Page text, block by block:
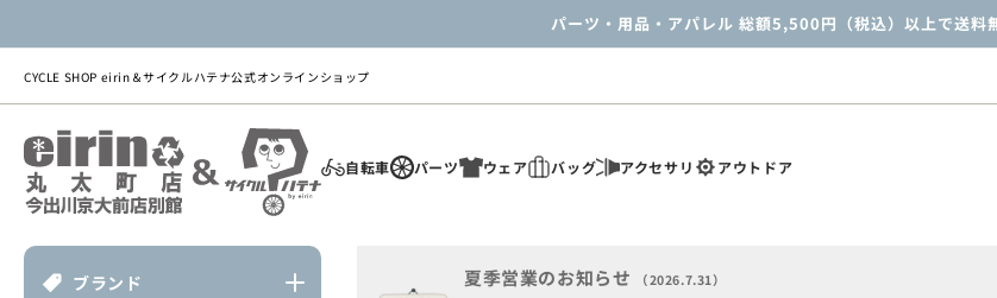
進
む
パーツ・用品・アパレル 総額5,500円（税込）以上で送料
CYCLE SHOP eirin＆サイクルハテナ公式オンラインショップ
自転車 パーツ ウェア バッグ アクセサリ アウトドア
ブランド 夏季営業のお知らせ （2026.7.31）